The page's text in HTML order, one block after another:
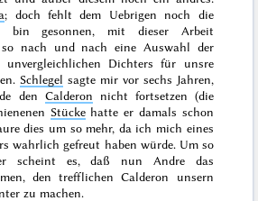
; doch fehlt dem Uebrigen noch die
bin gesonnen, mit dieser Arbeit
nach und nach eine Auswahl der
unvergleichlichen Dichters für unsre
Schlegel sagte mir vor sechs Jahren,
den Calderon nicht fortsetzen (die
Stückehatte er damals schon
dies um so mehr, da ich mich eines
wahrlich gefreut haben würde. Um so
scheint es, daß nun Andre das
den trefflichen Calderon unsern
zu machen.